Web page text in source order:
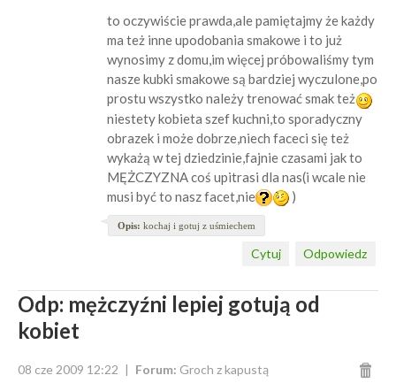
to oczywiście prawda,ale pamiętajmy że każdy
ma też inne upodobania smakowe i to już
wynosimy z domu,im więcej próbowaliśmy tym
nasze kubki smakowe są bardziej wyczulone,po
prostu wszystko należy trenować smak też
niestety kobieta szef kuchni,to sporadyczny
obrazek i może dobrze,niech faceci się też
wykażą w tej dziedzinie,fajnie czasami jak to
MĘŻCZYZNA coś upitrasi dla nas(i wcale nie
musi być to nasz facet,nie
)
Opis: kochaj i gotuj z uśmiechem
Odpowiedz
Cytuj
Odp: mężczyźni lepiej gotują od
kobiet
08 cze 2009 12:22 Forum: Groch z kapustą